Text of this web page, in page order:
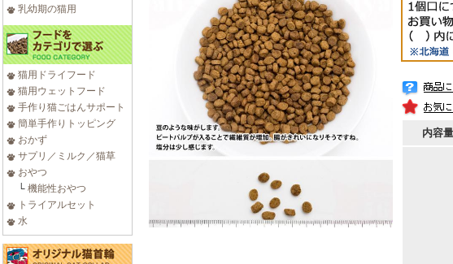
乳幼期の猫用
猫用ドライフード
猫用ウェットフード
手作り猫ごはんサポート
簡単手作りトッピング
おかず
サプリ／ミルク／猫草
おやつ
└ 機能性おやつ
トライアルセット
水
内容量